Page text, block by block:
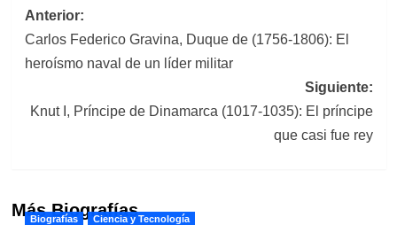
Navegación
de
Anterior:
Carlos Federico Gravina, Duque de (1756-1806): El
heroísmo naval de un líder militar
Siguiente:
Knut I, Príncipe de Dinamarca (1017-1035): El príncipe
que casi fue rey
Más Biografías
Biografías Ciencia y Tecnología